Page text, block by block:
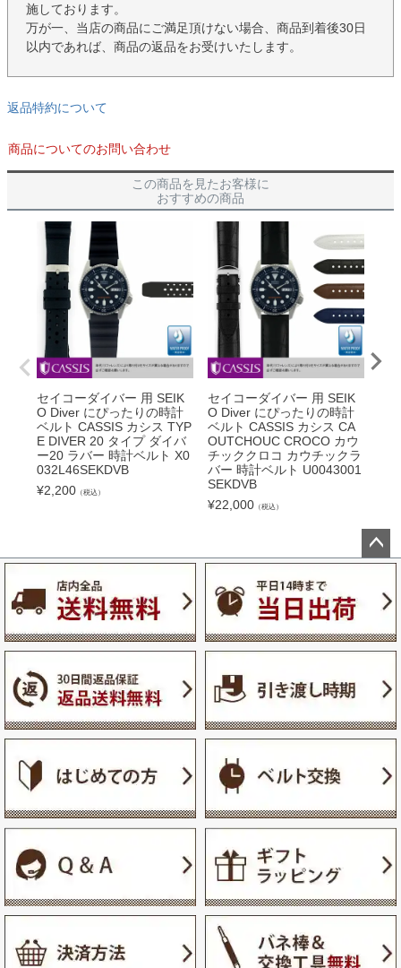
施しております。
万が一、当店の商品にご満足頂けない場合、商品到着後30日
以内であれば、商品の返品をお受けいたします。
返品特約について
商品についてのお問い合わせ
この商品を見たお客様に
おすすめの商品
セイコーダイバー 用 SEIK
O Diver にぴったりの時計
ベルト CASSIS カシス TYP
E DIVER 20 タイプ ダイバ
ー20 ラバー 時計ベルト X0
032L46SEKDVB
¥2,200 （税込）
セイコーダイバー 用 SEIK
O Diver にぴったりの時計
ベルト CASSIS カシス CA
OUTCHOUC CROCO カウ
チッククロコ カウチックラ
バー 時計ベルト U0043001
SEKDVB
¥22,000 （税込）
ペー
ップ